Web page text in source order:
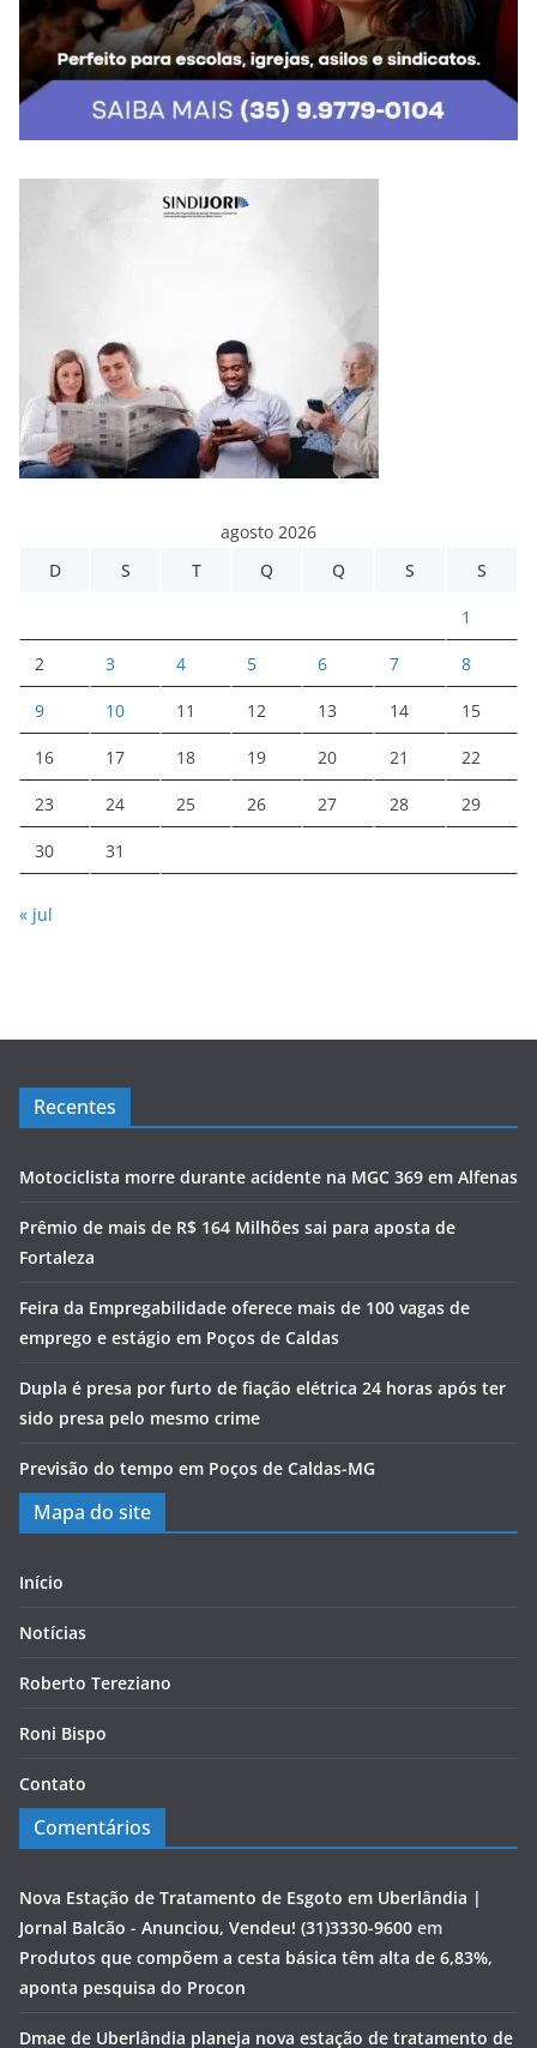
agosto 2026
D
S T Q Q S S
1
2 3 4 5 6 7 8
9 10 11 12 13 14 15
16 17 18 19 20 21 22
23 24 25 26 27 28 29
30 31
« jul
Recentes
Motociclista morre durante acidente na MGC 369 em Alfenas
Prêmio de mais de R$ 164 Milhões sai para aposta de
Fortaleza
Feira da Empregabilidade oferece mais de 100 vagas de
emprego e estágio em Poços de Caldas
Dupla é presa por furto de fiação elétrica 24 horas após ter
sido presa pelo mesmo crime
Previsão do tempo em Poços de Caldas-MG
Mapa do site
Início
Notícias
Roberto Tereziano
Roni Bispo
Contato
Comentários
Nova Estação de Tratamento de Esgoto em Uberlândia |
Jornal Balcão - Anunciou, Vendeu! (31)3330-9600 em
Produtos que compõem a cesta básica têm alta de 6,83%,
aponta pesquisa do Procon
Dmae de Uberlândia planeja nova estação de tratamento de